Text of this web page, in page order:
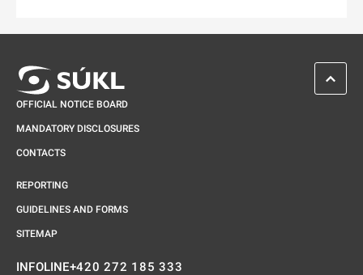
OFFICIAL NOTICE BOARD
MANDATORY DISCLOSURES
CONTACTS
REPORTING
GUIDELINES AND FORMS
SITEMAP
INFOLINE+420 272 185 333